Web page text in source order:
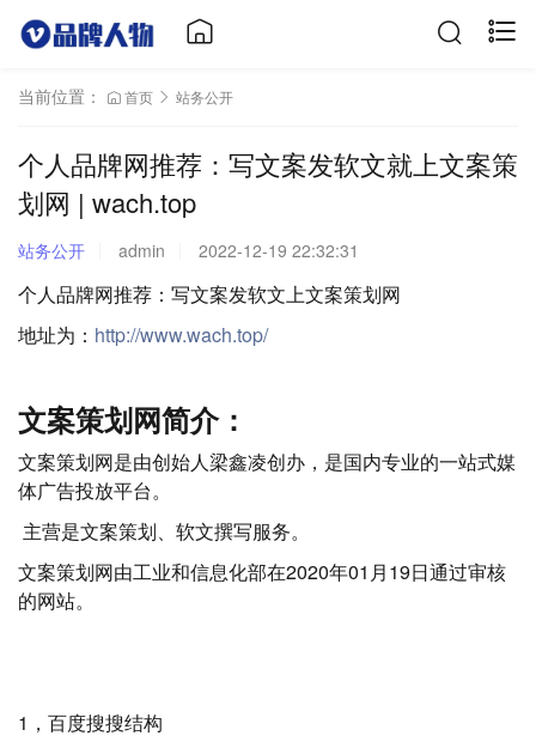
当前位置： 首页 站务公开
个人品牌网推荐：写文案发软文就上文案策
划网 | wach.top
站务公开 admin 2022-12-19 22:32:31
个人品牌网推荐：写文案发软文上文案策划网
地址为： http://www.wach.top/
文案策划网简介：
文案策划网是由创始人梁鑫凌创办，是国内专业的一站式媒
体广告投放平台。
主营是文案策划、软文撰写服务。
文案策划网由工业和信息化部在2020年01月19日通过审核
的网站。
1，百度搜搜结构